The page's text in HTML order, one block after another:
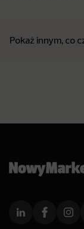
Pokaż innym, co